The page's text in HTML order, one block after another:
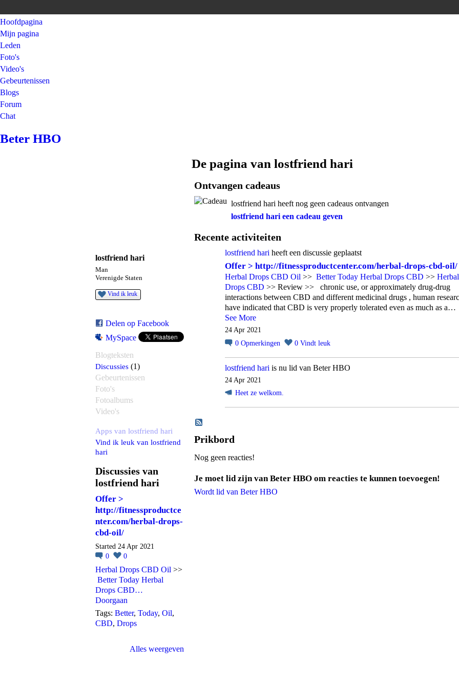
Hoofdpagina
Mijn pagina
Leden
Foto's
Video's
Gebeurtenissen
Blogs
Forum
Chat
Beter HBO
lostfriend hari
Man
Verenigde Staten
Vind ik leuk
Delen op Facebook
MySpace
Blogteksten
Discussies (1)
Gebeurtenissen
Foto's
Fotoalbums
Video's
Apps van lostfriend hari
Vind ik leuk van lostfriend
hari
Discussies van
lostfriend hari
Offer >
http://fitnessproductce
nter.com/herbal-drops-
cbd-oil/
Started 24 Apr 2021
0
0
Herbal Drops CBD Oil >>
Better Today Herbal
Drops CBD…
Doorgaan
Tags: Better, Today, Oil,
CBD, Drops
Alles weergeven
De pagina van lostfriend hari
Ontvangen cadeaus
lostfriend hari heeft nog geen cadeaus ontvangen
lostfriend hari een cadeau geven
Recente activiteiten
lostfriend hari heeft een discussie geplaatst
Offer > http://fitnessproductcenter.com/herbal-drops-cbd-oil/
Herbal Drops CBD Oil >> Better Today Herbal Drops CBD >> Herbal
Drops CBD >> Review >> chronic use, or approximately drug-drug
interactions between CBD and different medicinal drugs , human
have indicated that CBD is very properly tolerated even as much as a…
See More
24 Apr 2021
0 Opmerkingen 0 Vindt leuk
lostfriend hari is nu lid van Beter HBO
24 Apr 2021
Heet ze welkom.
Prikbord
Nog geen reacties!
Je moet lid zijn van Beter HBO om reacties te kunnen toevoegen!
Wordt lid van Beter HBO